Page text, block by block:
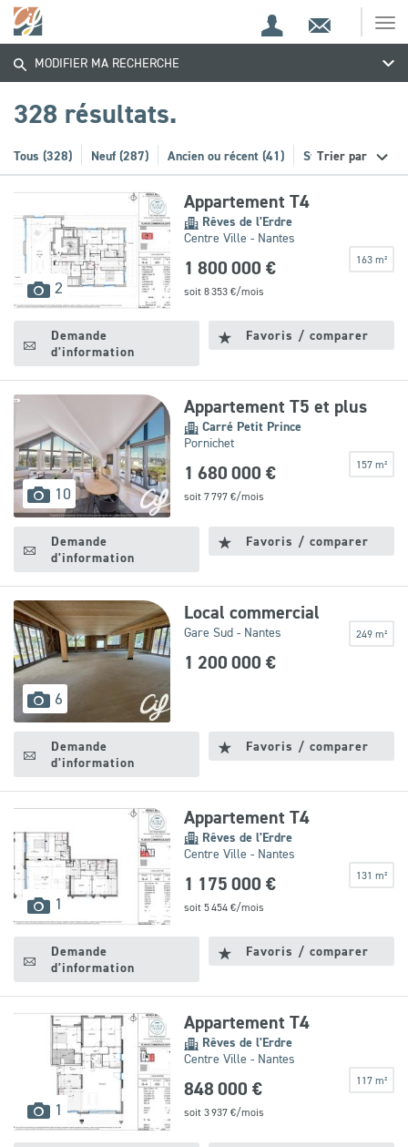
Espace
de
Espace
client
Contact
Trouvez
votre
bien
MODIFIER MA RECHERCHE
Leaflet |© OpenStreetMapcontributors
328 résultats.
Trier par
Tous (328) Neuf (287) Ancien ou récent (41) Stationnement (21)
2 images
disponibles
Appartement T4
Rêves de l'Erdre
Centre Ville - Nantes
163 m²
1 800 000 €
soit 8 353€/mois
Demande
d'information
Favoris / comparer
10 images
disponibles
Appartement T5 et plus
Carré Petit Prince
Pornichet
157 m²
1 680 000 €
soit 7 797€/mois
Demande
d'information
Favoris / comparer
6 images
disponibles
Local commercial
Gare Sud - Nantes 249 m²
1 200 000 €
Demande
d'information
Favoris / comparer
1 images
disponibles
Appartement T4
Rêves de l'Erdre
Centre Ville - Nantes
131 m²
1 175 000 €
soit 5 454€/mois
Demande
d'information
Favoris / comparer
1 images
disponibles
Appartement T4
Rêves de l'Erdre
Centre Ville - Nantes
117 m²
848 000 €
soit 3 937€/mois